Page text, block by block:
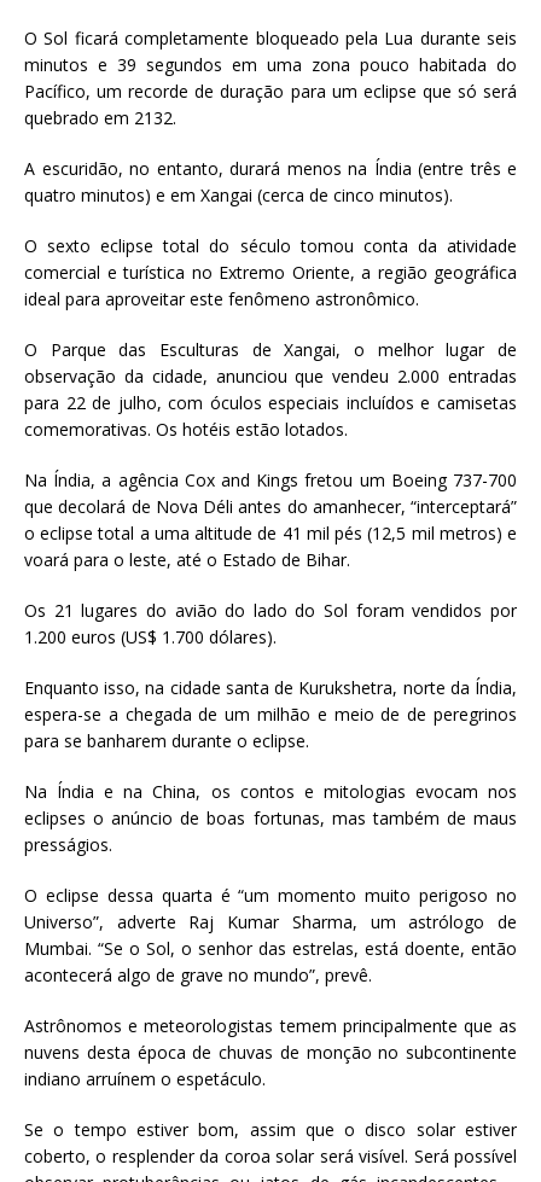
O Sol ficará completamente bloqueado pela Lua durante seis
minutos e 39 segundos em uma zona pouco habitada do
Pacífico, um recorde de duração para um eclipse que só será
quebrado em 2132.
A escuridão, no entanto, durará menos na Índia (entre três e
quatro minutos) e em Xangai (cerca de cinco minutos).
O sexto eclipse total do século tomou conta da atividade
comercial e turística no Extremo Oriente, a região geográfica
ideal para aproveitar este fenômeno astronômico.
O Parque das Esculturas de Xangai, o melhor lugar de
observação da cidade, anunciou que vendeu 2.000 entradas
para 22 de julho, com óculos especiais incluídos e camisetas
comemorativas. Os hotéis estão lotados.
Na Índia, a agência Cox and Kings fretou um Boeing 737-700
que decolará de Nova Déli antes do amanhecer, “interceptará”
o eclipse total a uma altitude de 41 mil pés (12,5 mil metros) e
voará para o leste, até o Estado de Bihar.
Os 21 lugares do avião do lado do Sol foram vendidos por
1.200 euros (US$ 1.700 dólares).
Enquanto isso, na cidade santa de Kurukshetra, norte da Índia,
espera-se a chegada de um milhão e meio de de peregrinos
para se banharem durante o eclipse.
Na Índia e na China, os contos e mitologias evocam nos
eclipses o anúncio de boas fortunas, mas também de maus
presságios.
O eclipse dessa quarta é “um momento muito perigoso no
Universo”, adverte Raj Kumar Sharma, um astrólogo de
Mumbai. “Se o Sol, o senhor das estrelas, está doente, então
acontecerá algo de grave no mundo”, prevê.
Astrônomos e meteorologistas temem principalmente que as
nuvens desta época de chuvas de monção no subcontinente
indiano arruínem o espetáculo.
Se o tempo estiver bom, assim que o disco solar estiver
coberto, o resplender da coroa solar será visível. Será possível